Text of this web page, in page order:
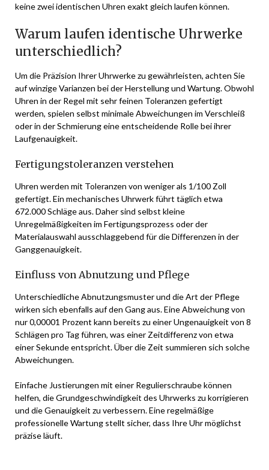
keine zwei identischen Uhren exakt gleich laufen können.
Warum laufen identische Uhrwerke
unterschiedlich?
Um die Präzision Ihrer Uhrwerke zu gewährleisten, achten Sie
auf winzige Varianzen bei der Herstellung und Wartung. Obwohl
Uhren in der Regel mit sehr feinen Toleranzen gefertigt
werden, spielen selbst minimale Abweichungen im Verschleiß
oder in der Schmierung eine entscheidende Rolle bei ihrer
Laufgenauigkeit.
Fertigungstoleranzen verstehen
Uhren werden mit Toleranzen von weniger als 1/100 Zoll
gefertigt. Ein mechanisches Uhrwerk führt täglich etwa
672.000 Schläge aus. Daher sind selbst kleine
Unregelmäßigkeiten im Fertigungsprozess oder der
Materialauswahl ausschlaggebend für die Differenzen in der
Ganggenauigkeit.
Einfluss von Abnutzung und Pflege
Unterschiedliche Abnutzungsmuster und die Art der Pflege
wirken sich ebenfalls auf den Gang aus. Eine Abweichung von
nur 0,00001 Prozent kann bereits zu einer Ungenauigkeit von 8
Schlägen pro Tag führen, was einer Zeitdifferenz von etwa
einer Sekunde entspricht. Über die Zeit summieren sich solche
Abweichungen.
Einfache Justierungen mit einer Regulierschraube können
helfen, die Grundgeschwindigkeit des Uhrwerks zu korrigieren
und die Genauigkeit zu verbessern. Eine regelmäßige
professionelle Wartung stellt sicher, dass Ihre Uhr möglichst
präzise läuft.